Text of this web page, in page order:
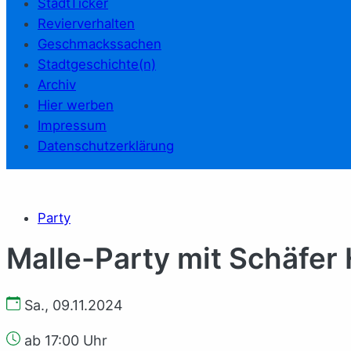
StadtTicker
Revierverhalten
Geschmackssachen
Stadtgeschichte(n)
Archiv
Hier werben
Impressum
Datenschutzerklärung
Party
Malle-Party mit Schäfer
Sa., 09.11.2024
ab 17:00 Uhr